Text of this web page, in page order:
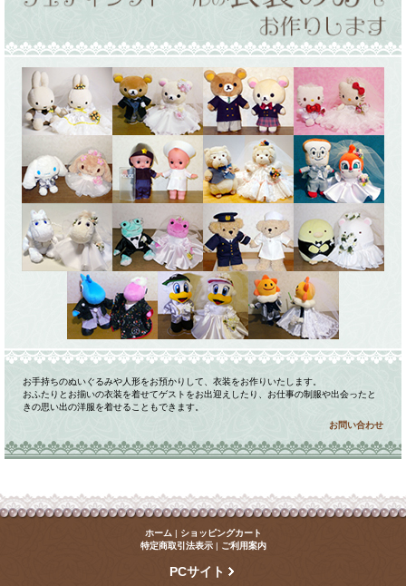
お手持ちのぬいぐるみや人形をお預かりして、衣装をお作りいたします。
おふたりとお揃いの衣装を着せてゲストをお出迎えしたり、お仕事の制服や出会ったと
きの思い出の洋服を着せることもできます。
お問い合わせ
ホーム | ショッピングカート
特定商取引法表示 | ご利用案内
PCサイト